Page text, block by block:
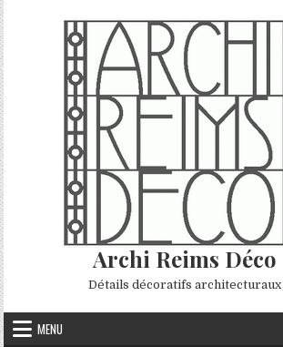
Skip to content
Archi Reims Déco
Détails décoratifs architecturaux
MENU